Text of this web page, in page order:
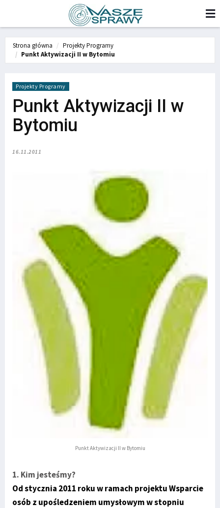
Strona główna
Projekty Programy
Punkt Aktywizacji II w Bytomiu
Projekty Programy
Punkt Aktywizacji II w
Bytomiu
16.11.2011
Punkt Aktywizacji II w Bytomiu
1. Kim jesteśmy?
Od stycznia 2011 roku w ramach projektu Wsparcie
osób z upośledzeniem umysłowym w stopniu